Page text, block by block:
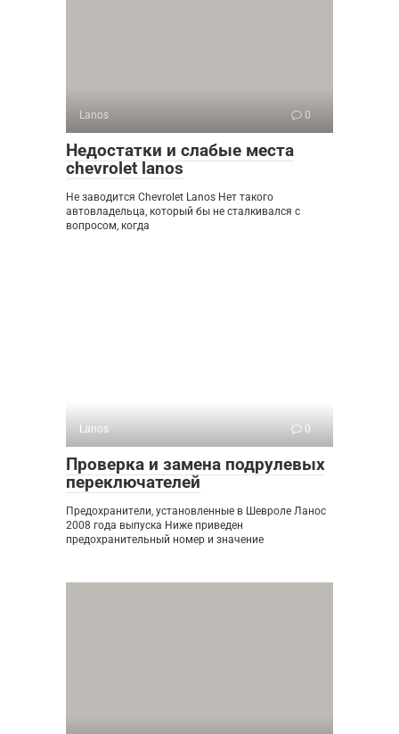
Lanos 0
Недостатки и слабые места
chevrolet lanos
Не заводится Chevrolet Lanos Нет такого
автовладельца, который бы не сталкивался с
вопросом, когда
Lanos 0
Проверка и замена подрулевых
переключателей
Предохранители, установленные в Шевроле Ланос
2008 года выпуска Ниже приведен
предохранительный номер и значение